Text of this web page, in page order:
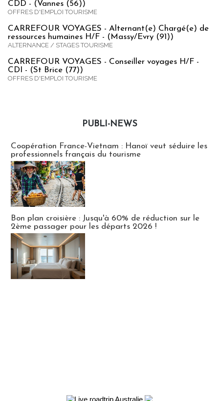
CDD - (Vannes (56))
OFFRES D'EMPLOI TOURISME
CARREFOUR VOYAGES - Alternant(e) Chargé(e) de
ressources humaines H/F - (Massy/Evry (91))
ALTERNANCE / STAGES TOURISME
CARREFOUR VOYAGES - Conseiller voyages H/F -
CDI - (St Brice (77))
OFFRES D'EMPLOI TOURISME
PUBLI-NEWS
Coopération France-Vietnam : Hanoï veut séduire les
professionnels français du tourisme
Bon plan croisière : Jusqu'à 60% de réduction sur le
2ème passager pour les départs 2026 !